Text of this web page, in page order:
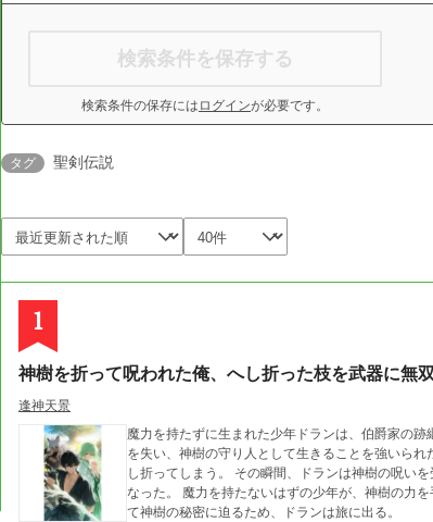
検索条件を保存する
検索条件の保存には ログインが必要です。
タグ 聖剣伝説
1
神樹を折って呪われた俺、へし折った枝を武器に無
逢神天景
魔力を持たずに生まれた少年ドランは、伯爵家の
を失い、神樹の守り人として生きることを強いら
し折ってしまう。 その瞬間、ドランは神樹の呪い
なった。 魔力を持たないはずの少年が、神樹の力を手にした時
て神樹の秘密に迫るため、ドランは旅に出る。